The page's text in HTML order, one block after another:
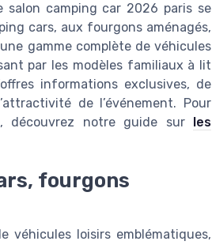
salon camping car 2026 paris se
cars, aux fourgons aménagés,
gamme complète de véhicules
par les modèles familiaux à lit
informations exclusives, de
de l’événement. Pour
découvrez notre guide sur les
fourgons
véhicules loisirs emblématiques,